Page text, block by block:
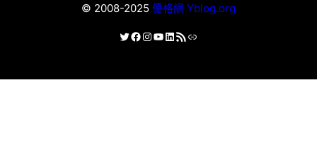
© 2008-2025 優格網 Yblog.org
X Facebook
Instagram
YouTube
LinkedIn
RSS 資訊提供連結